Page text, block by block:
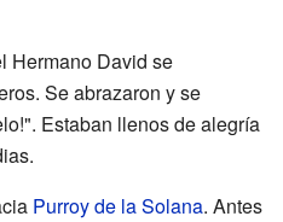
Hermano David se
Se abrazaron y se
Estaban llenos de alegría
Purroy de la Solana. Antes